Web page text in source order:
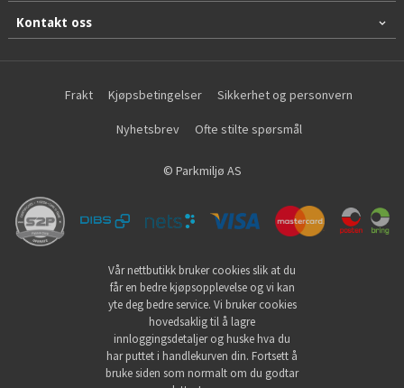
Kontakt oss
Frakt Kjøpsbetingelser Sikkerhet og personvern
Nyhetsbrev Ofte stilte spørsmål
© Parkmiljø AS
Vår nettbutikk bruker cookies slik at du
får en bedre kjøpsopplevelse og vi kan
yte deg bedre service. Vi bruker cookies
hovedsaklig til å lagre
innloggingsdetaljer og huske hva du
har puttet i handlekurven din. Fortsett å
bruke siden som normalt om du godtar